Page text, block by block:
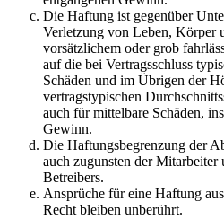
Die Haftung ist gegenüber
Verletzung von Leben, Körper
vorsätzlichem oder grob
auf die bei Vertragsschluss
Schäden und im Übrigen der
vertragstypischen
auch für mittelbare Schäden,
Gewinn.
Die Haftungsbegrenzung der
auch zugunsten der
Betreibers.
Ansprüche für eine Haftung
Recht bleiben unberührt.